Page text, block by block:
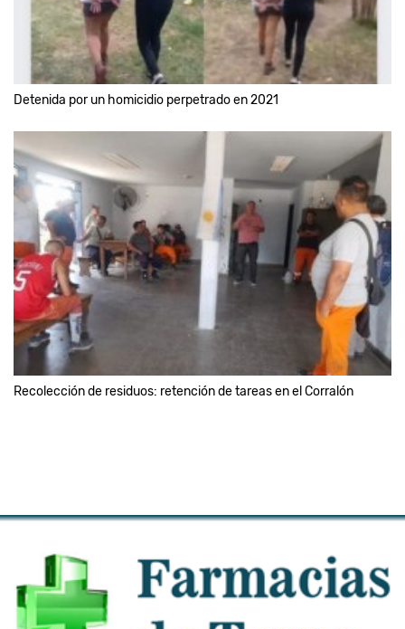
Detenida por un homicidio perpetrado en 2021
Recolección de residuos: retención de tareas en el Corralón